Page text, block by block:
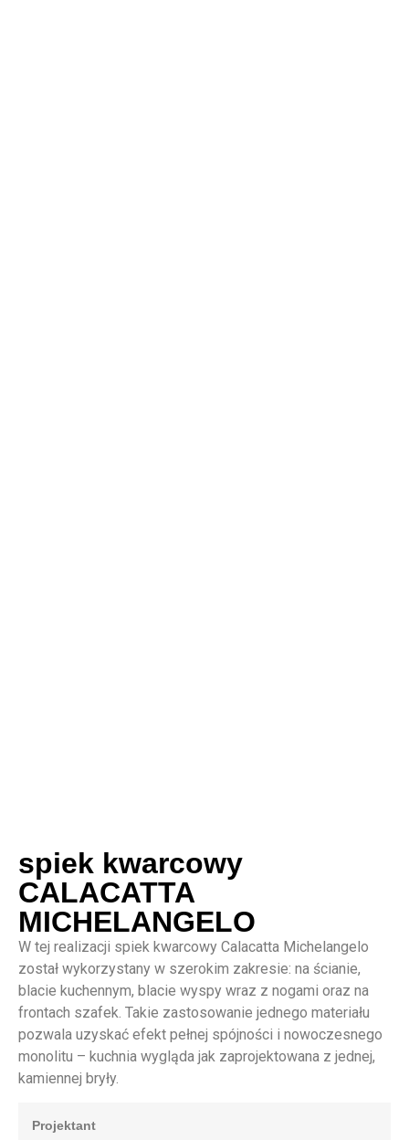
spiek kwarcowy
CALACATTA
MICHELANGELO
W tej realizacji spiek kwarcowy Calacatta Michelangelo
został wykorzystany w szerokim zakresie: na ścianie,
blacie kuchennym, blacie wyspy wraz z nogami oraz na
frontach szafek. Takie zastosowanie jednego materiału
pozwala uzyskać efekt pełnej spójności i nowoczesnego
monolitu – kuchnia wygląda jak zaprojektowana z jednej,
kamiennej bryły.
Projektant